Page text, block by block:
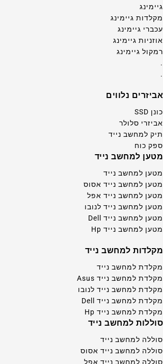
גיימינג
מקלדות גיימינג
עכברי גיימינג
אוזניות גיימינג
רמקול גיימינג
.
.
אביזרים נלווים
כונן SSD
אביזרי סלולר
תיק למחשב נייד
ספק כוח
מטען למחשב נייד
מטען למחשב נייד
מטען למחשב נייד אסוס
מטען למחשב נייד אפל
מטען למחשב נייד לנובו
מטען למחשב נייד Dell
מטען למחשב נייד Hp
מקלדות למחשב נייד
מקלדת למחשב נייד
מקלדת למחשב נייד Asus
מקלדת למחשב נייד לנובו
מקלדת למחשב נייד Dell
מקלדת למחשב נייד Hp
סוללות למחשב נייד
סוללה למחשב נייד
סוללה למחשב נייד אסוס
סוללה למחשב נייד אפל